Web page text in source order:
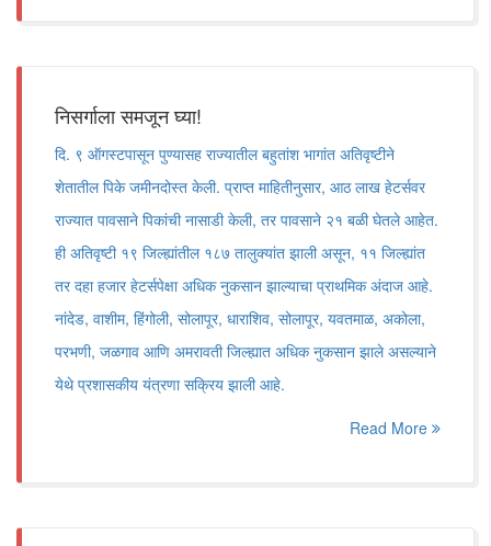
निसर्गाला समजून घ्या!
दि. ९ ऑगस्टपासून पुण्यासह राज्यातील बहुतांश भागांत अतिवृष्टीने
शेतातील पिके जमीनदोस्त केली. प्राप्त माहितीनुसार, आठ लाख हेटर्सवर
राज्यात पावसाने पिकांची नासाडी केली, तर पावसाने २१ बळी घेतले आहेत.
ही अतिवृष्टी १९ जिल्ह्यांतील १८७ तालुक्यांत झाली असून, ११ जिल्ह्यांत
तर दहा हजार हेटर्सपेक्षा अधिक नुकसान झाल्याचा प्राथमिक अंदाज आहे.
नांदेड, वाशीम, हिंगोली, सोलापूर, धाराशिव, सोलापूर, यवतमाळ, अकोला,
परभणी, जळगाव आणि अमरावती जिल्ह्यात अधिक नुकसान झाले असल्याने
येथे प्रशासकीय यंत्रणा सक्रिय झाली आहे.
Read More